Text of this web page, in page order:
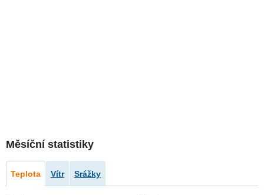
Měsíční statistiky
Teplota Vítr Srážky